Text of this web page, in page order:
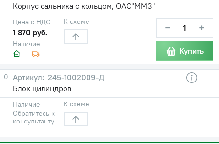
Корпус сальника с кольцом, ОАО"ММЗ"
Наличие
Цена с НДС
1 870 руб.
К схеме − +
Купить
0
245-1002009-Д
Блок цилиндров
Наличие
Обратитесь к
консультанту
К схеме